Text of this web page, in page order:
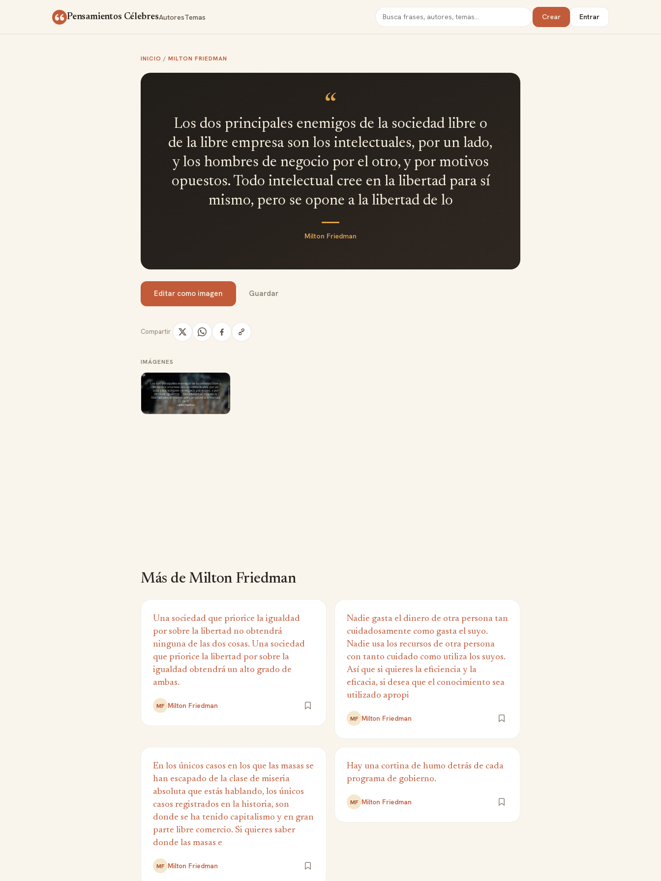
Pensamientos CélebresAutoresTemas Buscar Crear Entrar
INICIO / MILTON FRIEDMAN
“
Los dos principales enemigos de la sociedad libre o
de la libre empresa son los intelectuales, por un lado,
y los hombres de negocio por el otro, y por motivos
opuestos. Todo intelectual cree en la libertad para sí
mismo, pero se opone a la libertad de lo
Milton Friedman
Editar como imagen Guardar
Compartir
IMÁGENES
Más de Milton Friedman
Una sociedad que priorice la igualdad
por sobre la libertad no obtendrá
ninguna de las dos cosas. Una sociedad
que priorice la libertad por sobre la
igualdad obtendrá un alto grado de
ambas.
MF Milton Friedman
Nadie gasta el dinero de otra persona tan
cuidadosamente como gasta el suyo.
Nadie usa los recursos de otra persona
con tanto cuidado como utiliza los suyos.
Así que si quieres la eficiencia y la
eficacia, si desea que el conocimiento sea
utilizado apropi
MF Milton Friedman
En los únicos casos en los que las masas se
han escapado de la clase de miseria
absoluta que estás hablando, los únicos
casos registrados en la historia, son
donde se ha tenido capitalismo y en gran
parte libre comercio. Si quieres saber
donde las masas e
MF Milton Friedman
Hay una cortina de humo detrás de cada
programa de gobierno.
MF Milton Friedman